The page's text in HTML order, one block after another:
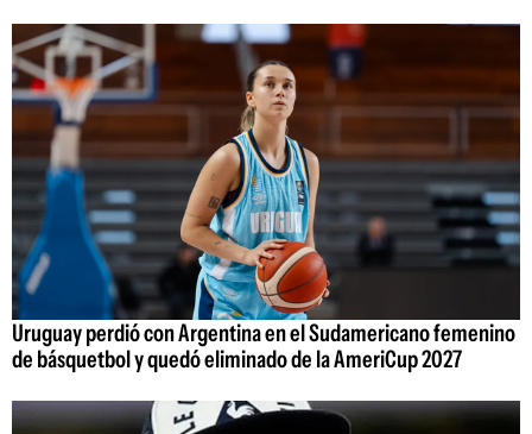
Uruguay perdió con Argentina en el Sudamericano femenino
de básquetbol y quedó eliminado de la AmeriCup 2027